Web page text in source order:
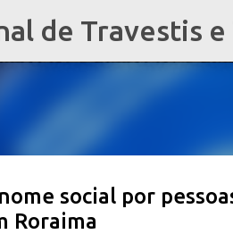
Pular para o conteúdo
de Travestis
social por
Roraima